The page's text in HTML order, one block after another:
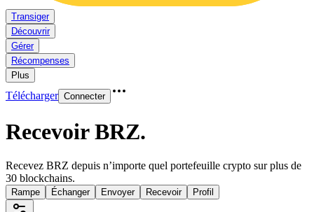
Transiger
Découvrir
Gérer
Récompenses
Plus
Télécharger Connecter
Recevoir BRZ.
Recevez BRZ depuis n’importe quel portefeuille crypto sur plus de
30 blockchains.
Rampe Échanger Envoyer Recevoir Profil